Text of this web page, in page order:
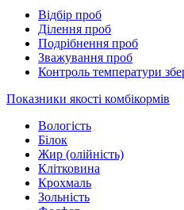
Відбір проб
Ділення проб
Подрібнення проб
Зважування проб
Контроль температури
Показники якості комбікормів
Вологість
Білок
Жир (олійність)
Клітковина
Крохмаль
Зольність